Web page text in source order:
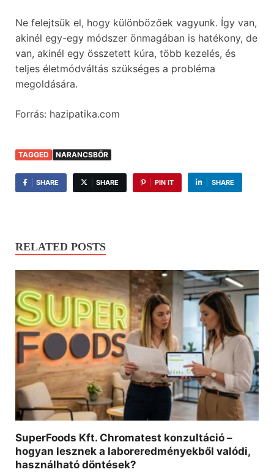
Ne felejtsük el, hogy különbözőek vagyunk. Így van,
akinél egy-egy módszer önmagában is hatékony, de
van, akinél egy összetett kúra, több kezelés, és
teljes életmódváltás szükséges a probléma
megoldására.
Forrás: hazipatika.com
TAGGED NARANCSBŐR
SHARE SHARE PIN IT SHARE
RELATED POSTS
SuperFoods Kft. Chromatest konzultáció –
hogyan lesznek a laboreredményekből valódi,
használható döntések?